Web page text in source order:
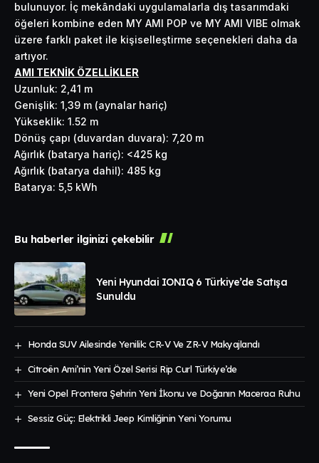
bulunuyor. İç mekândaki uygulamalarla dış tasarımdaki
öğeleri kombine eden MY AMI POP ve MY AMI VIBE olmak
üzere farklı paket ile kişiselleştirme seçenekleri daha da
artıyor.
AMI TEKNİK ÖZELLİKLER
Uzunluk: 2,41 m
Genişlik: 1,39 m (aynalar hariç)
Yükseklik: 1.52 m
Dönüş çapı (duvardan duvara): 7,20 m
Ağırlık (batarya hariç): <425 kg
Ağırlık (batarya dahil): 485 kg
Batarya: 5,5 kWh
Bu haberler ilginizi çekebilir
Yeni Hyundai IONIQ 6 Türkiye’de Satışa
Sunuldu
Honda SUV Ailesinde Yenilik: CR-V Ve ZR-V Makyajlandı
Citroën Ami’nin Yeni Özel Serisi Rip Curl Türkiye’de
Yeni Opel Frontera Şehrin Yeni İkonu ve Doğanın Maceracı Ruhu
Sessiz Güç: Elektrikli Jeep Kimliğinin Yeni Yorumu